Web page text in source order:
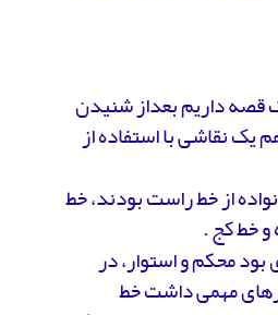
قصه داریم بعداز شنیدن
یک نقاشی با استفاده از
از خط راست بودند، خط
و خط کج .
محکم و استوار، در
مهمی داشت خط